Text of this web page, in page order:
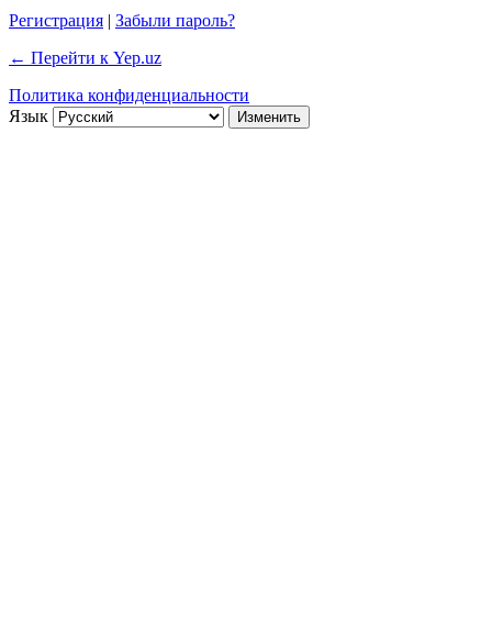
Регистрация | Забыли пароль?
← Перейти к Yep.uz
Политика конфиденциальности
Язык